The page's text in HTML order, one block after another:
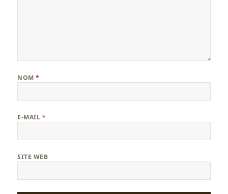
NOM*
E-MAIL *
SITE WEB